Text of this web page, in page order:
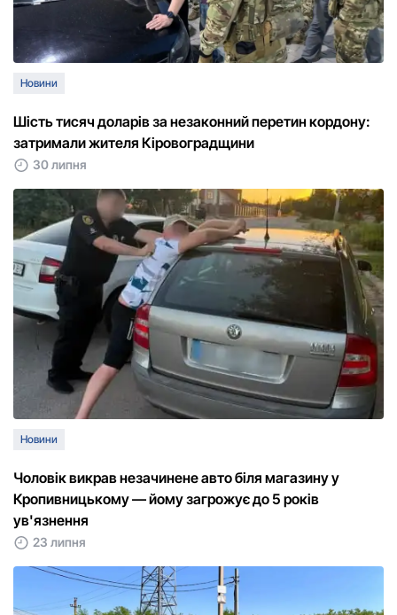
Новини
Шість тисяч доларів за незаконний перетин кордону:
затримали жителя Кіровоградщини
30 липня
Новини
Чоловік викрав незачинене авто біля магазину у
Кропивницькому — йому загрожує до 5 років
ув'язнення
23 липня